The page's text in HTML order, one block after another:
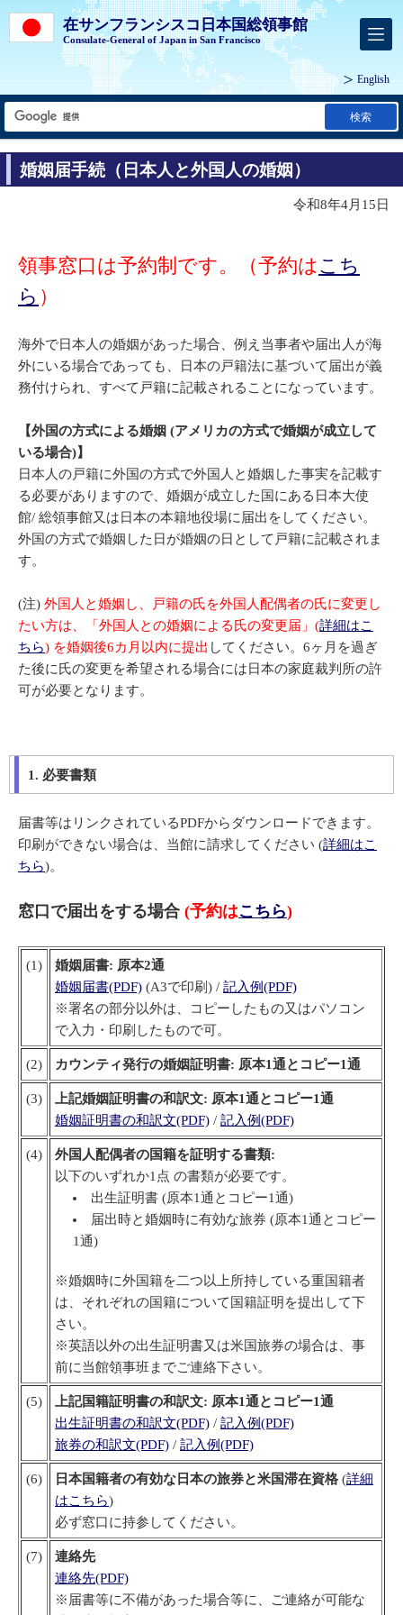
在サンフランシスコ日本国総領事館
Consulate-General of Japan in San Francisco
English
検索
婚姻届手続（日本人と外国人の婚姻）
令和8年4月15日
領事窓口は予約制です。（予約は こち
ら ）
海外で日本人の婚姻があった場合、例え当事者や届出人が海
外にいる場合であっても、日本の戸籍法に基づいて届出が義
務付けられ、すべて戸籍に記載されることになっています。
【外国の方式による婚姻 (アメリカの方式で婚姻が成立して
いる場合)】
日本人の戸籍に外国の方式で外国人と婚姻した事実を記載す
る必要がありますので、婚姻が成立した国にある日本大使
館/ 総領事館又は日本の本籍地役場に届出をしてください。
外国の方式で婚姻した日が婚姻の日として戸籍に記載されま
す。
(注) 外国人と婚姻し、戸籍の氏を外国人配偶者の氏に変更し
たい方は、「外国人との婚姻による氏の変更届」(詳細はこ
ちら) を婚姻後6カ月以内に提出 してください。6ヶ月を過ぎ
た後に氏の変更を希望される場合には日本の家庭裁判所の許
可が必要となります。
1. 必要書類
届書等はリンクされているPDFからダウンロードできます。
印刷ができない場合は、当館に請求してください (詳細はこ
ちら)。
窓口で届出をする場合 (予約はこちら)
(1)
婚姻届書: 原本2通
婚姻届書(PDF) (A3で印刷) / 記入例(PDF)
※署名の部分以外は、コピーしたもの又はパソコン
で入力・印刷したもので可。
(2) カウンティ発行の婚姻証明書: 原本1通とコピー1通
(3)
上記婚姻証明書の和訳文: 原本1通とコピー1通
婚姻証明書の和訳文(PDF) / 記入例(PDF)
(4)
外国人配偶者の国籍を証明する書類:
以下のいずれか1点 の書類が必要です。
出生証明書 (原本1通とコピー1通)
届出時と婚姻時に有効な旅券 (原本1通とコピー
1通)
※婚姻時に外国籍を二つ以上所持している重国籍者
は、それぞれの国籍について国籍証明を提出して下
さい。
※英語以外の出生証明書又は米国旅券の場合は、事
前に当館領事班までご連絡下さい。
(5)
上記国籍証明書の和訳文: 原本1通とコピー1通
出生証明書の和訳文(PDF) / 記入例(PDF)
旅券の和訳文(PDF) / 記入例(PDF)
(6) 日本国籍者の有効な日本の旅券と米国滞在資格 (詳細
はこちら)
必ず窓口に持参してください。
(7)
連絡先
連絡先(PDF)
※届書等に不備があった場合等に、ご連絡が可能な